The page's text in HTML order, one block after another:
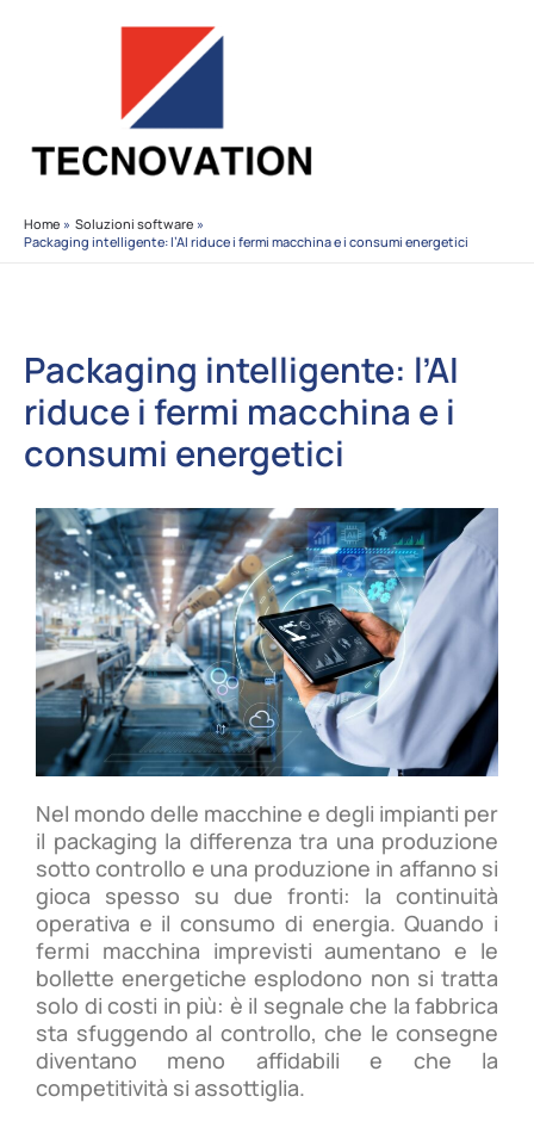
Home
Soluzioni software
Packaging intelligente: l’AI riduce i fermi macchina e i consumi energetici
Packaging intelligente: l’AI
riduce i fermi macchina e i
consumi energetici
Nel mondo delle macchine e degli impianti per
il packaging la differenza tra una produzione
sotto controllo e una produzione in affanno si
gioca spesso su due fronti: la continuità
operativa e il consumo di energia. Quando i
fermi macchina imprevisti aumentano e le
bollette energetiche esplodono non si tratta
solo di costi in più: è il segnale che la fabbrica
sta sfuggendo al controllo, che le consegne
diventano meno affidabili e che la
competitività si assottiglia.